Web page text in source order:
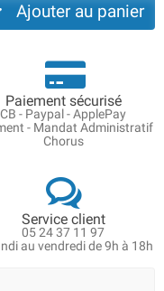
Ajouter au panier
Paiement sécurisé
CB - Paypal - ApplePay
- Mandat Administratif
Chorus
Service client
05 24 37 11 97
au vendredi de 9h à 18h